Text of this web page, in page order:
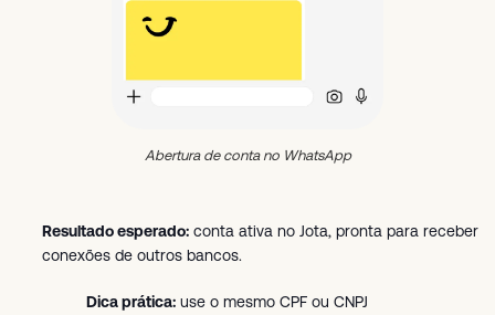
Abertura de conta no WhatsApp
Resultado esperado: conta ativa no Jota, pronta para receber
conexões de outros bancos.
Dica prática: use o mesmo CPF ou CNPJ